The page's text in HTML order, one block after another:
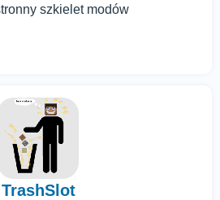
szkielet modów
TrashSlot